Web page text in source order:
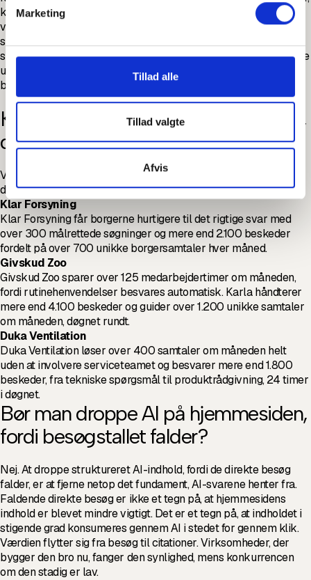
Marketing
Tillad alle
Tillad valgte
Afvis
kommer stadig fra virksomheders hjemmesider. Den
virksomhed, hvis indhold er klarest struktureret og besvarer
spørgsmålet mest direkte, er den, der bliver trukket ind i AI-
svaret. At være usynlig på sin egen hjemmeside betyder at være
usynlig i Googles AI-svar. At være velstruktureret betyder at
blive den kilde, der vises.
Konkrete resultater fra virksomheder,
der bruger Karla
Virksomheder, der bruger Karla til at strukturere og besvare
deres kundehenvendelser, ser målbare resultater hver måned.
Klar Forsyning
Klar Forsyning får borgerne hurtigere til det rigtige svar med
over 300 målrettede søgninger og mere end 2.100 beskeder
fordelt på over 700 unikke borgersamtaler hver måned.
Givskud Zoo
Givskud Zoo sparer over 125 medarbejdertimer om måneden,
fordi rutinehenvendelser besvares automatisk. Karla håndterer
mere end 4.100 beskeder og guider over 1.200 unikke samtaler
om måneden, døgnet rundt.
Duka Ventilation
Duka Ventilation løser over 400 samtaler om måneden helt
uden at involvere serviceteamet og besvarer mere end 1.800
beskeder, fra tekniske spørgsmål til produktrådgivning, 24 timer
i døgnet.
Bør man droppe AI på hjemmesiden,
fordi besøgstallet falder?
Nej. At droppe struktureret AI-indhold, fordi de direkte besøg
falder, er at fjerne netop det fundament, AI-svarene henter fra.
Faldende direkte besøg er ikke et tegn på, at hjemmesidens
indhold er blevet mindre vigtigt. Det er et tegn på, at indholdet i
stigende grad konsumeres gennem AI i stedet for gennem klik.
Værdien flytter sig fra besøg til citationer. Virksomheder, der
bygger den bro nu, fanger den synlighed, mens konkurrencen
om den stadig er lav.